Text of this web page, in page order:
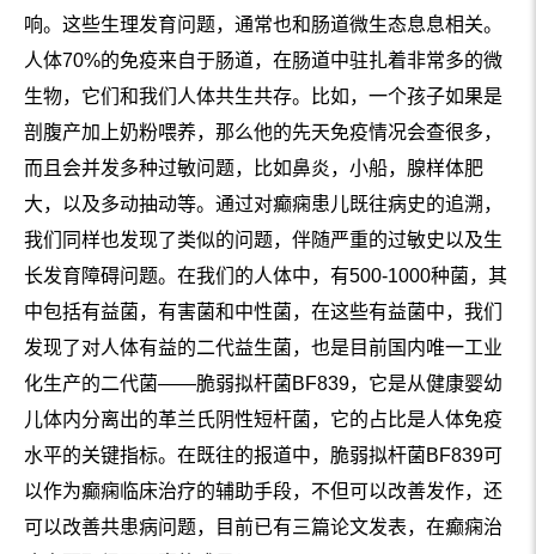
响。这些生理发育问题，通常也和肠道微生态息息相关。
人体70%的免疫来自于肠道，在肠道中驻扎着非常多的微
生物，它们和我们人体共生共存。比如，一个孩子如果是
剖腹产加上奶粉喂养，那么他的先天免疫情况会查很多，
而且会并发多种过敏问题，比如鼻炎，小船，腺样体肥
大，以及多动抽动等。通过对癫痫患儿既往病史的追溯，
我们同样也发现了类似的问题，伴随严重的过敏史以及生
长发育障碍问题。在我们的人体中，有500-1000种菌，其
中包括有益菌，有害菌和中性菌，在这些有益菌中，我们
发现了对人体有益的二代益生菌，也是目前国内唯一工业
化生产的二代菌——脆弱拟杆菌BF839，它是从健康婴幼
儿体内分离出的革兰氏阴性短杆菌，它的占比是人体免疫
水平的关键指标。在既往的报道中，脆弱拟杆菌BF839可
以作为癫痫临床治疗的辅助手段，不但可以改善发作，还
可以改善共患病问题，目前已有三篇论文发表，在癫痫治